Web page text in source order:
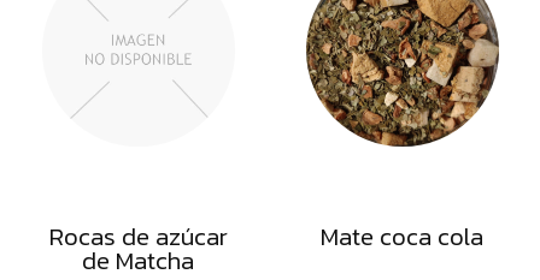
Rocas de azúcar
de Matcha
Mate coca cola